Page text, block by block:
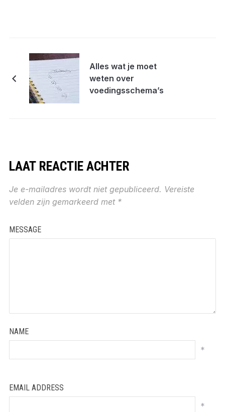
Alles wat je moet
weten over
voedingsschema’s
LAAT REACTIE ACHTER
Je e-mailadres wordt niet gepubliceerd. Vereiste
velden zijn gemarkeerd met *
MESSAGE
NAME
*
EMAIL ADDRESS
*